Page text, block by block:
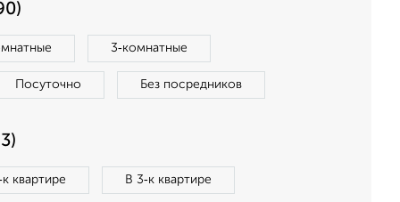
3‑комнатные
Посуточно Без посредников
квартире В 3‑к квартире